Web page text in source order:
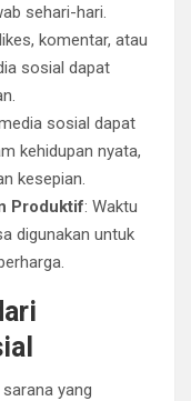
sehari-hari.
komentar, atau
sosial dapat
sosial dapat
kehidupan nyata,
kesepian.
Produktif: Waktu
digunakan untuk
yang